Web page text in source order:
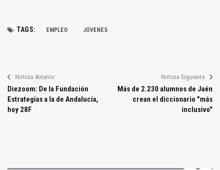
TAGS: EMPLEO JÓVENES
Noticia Anterior
Diezoom: De la Fundación
Estrategias a la de Andalucía,
hoy 28F
Noticia Siguiente
Más de 2.230 alumnos de Jaén
crean el diccionario "más
inclusivo"